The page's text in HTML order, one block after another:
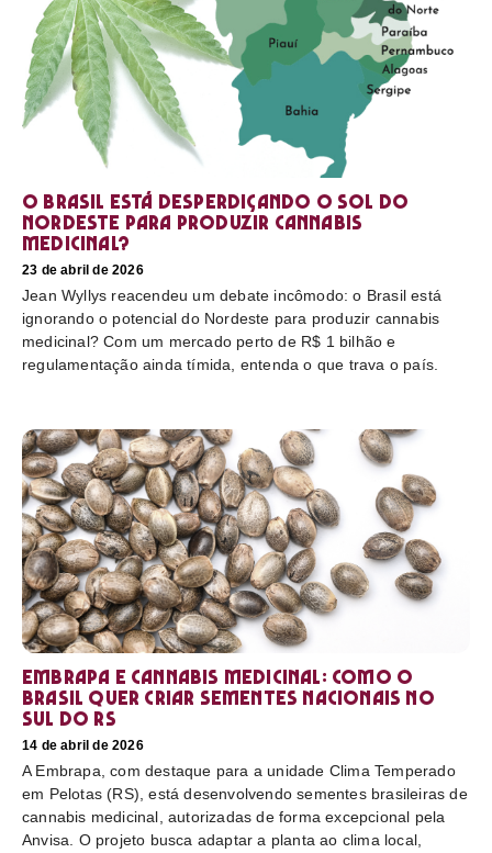
O Brasil está desperdiçando o sol do
nordeste para produzir cannabis
medicinal?
23 de abril de 2026
Jean Wyllys reacendeu um debate incômodo: o Brasil está
ignorando o potencial do Nordeste para produzir cannabis
medicinal? Com um mercado perto de R$ 1 bilhão e
regulamentação ainda tímida, entenda o que trava o país.
Embrapa e cannabis medicinal: como o
Brasil quer criar sementes nacionais no
sul do RS
14 de abril de 2026
A Embrapa, com destaque para a unidade Clima Temperado
em Pelotas (RS), está desenvolvendo sementes brasileiras de
cannabis medicinal, autorizadas de forma excepcional pela
Anvisa. O projeto busca adaptar a planta ao clima local,